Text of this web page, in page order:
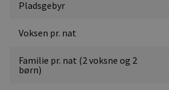
Pladsgebyr
Voksen pr. nat
Familie pr. nat (2 voksne og 2
børn)